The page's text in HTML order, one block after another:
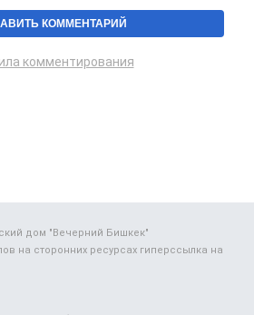
комментирования
дом "Вечерний Бишкек"
на сторонних ресурсах гиперссылка на